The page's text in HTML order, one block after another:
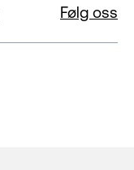
Følg oss